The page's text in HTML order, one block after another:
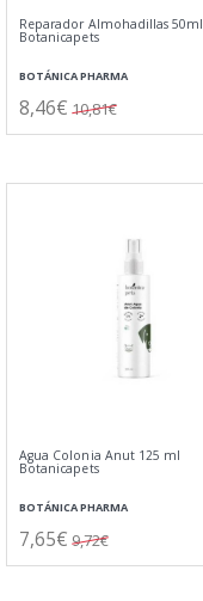
Reparador Almohadillas 50ml
Botanicapets
BOTÁNICA PHARMA
8,46€ 10,81€
Agua Colonia Anut 125 ml
Botanicapets
BOTÁNICA PHARMA
7,65€ 9,72€